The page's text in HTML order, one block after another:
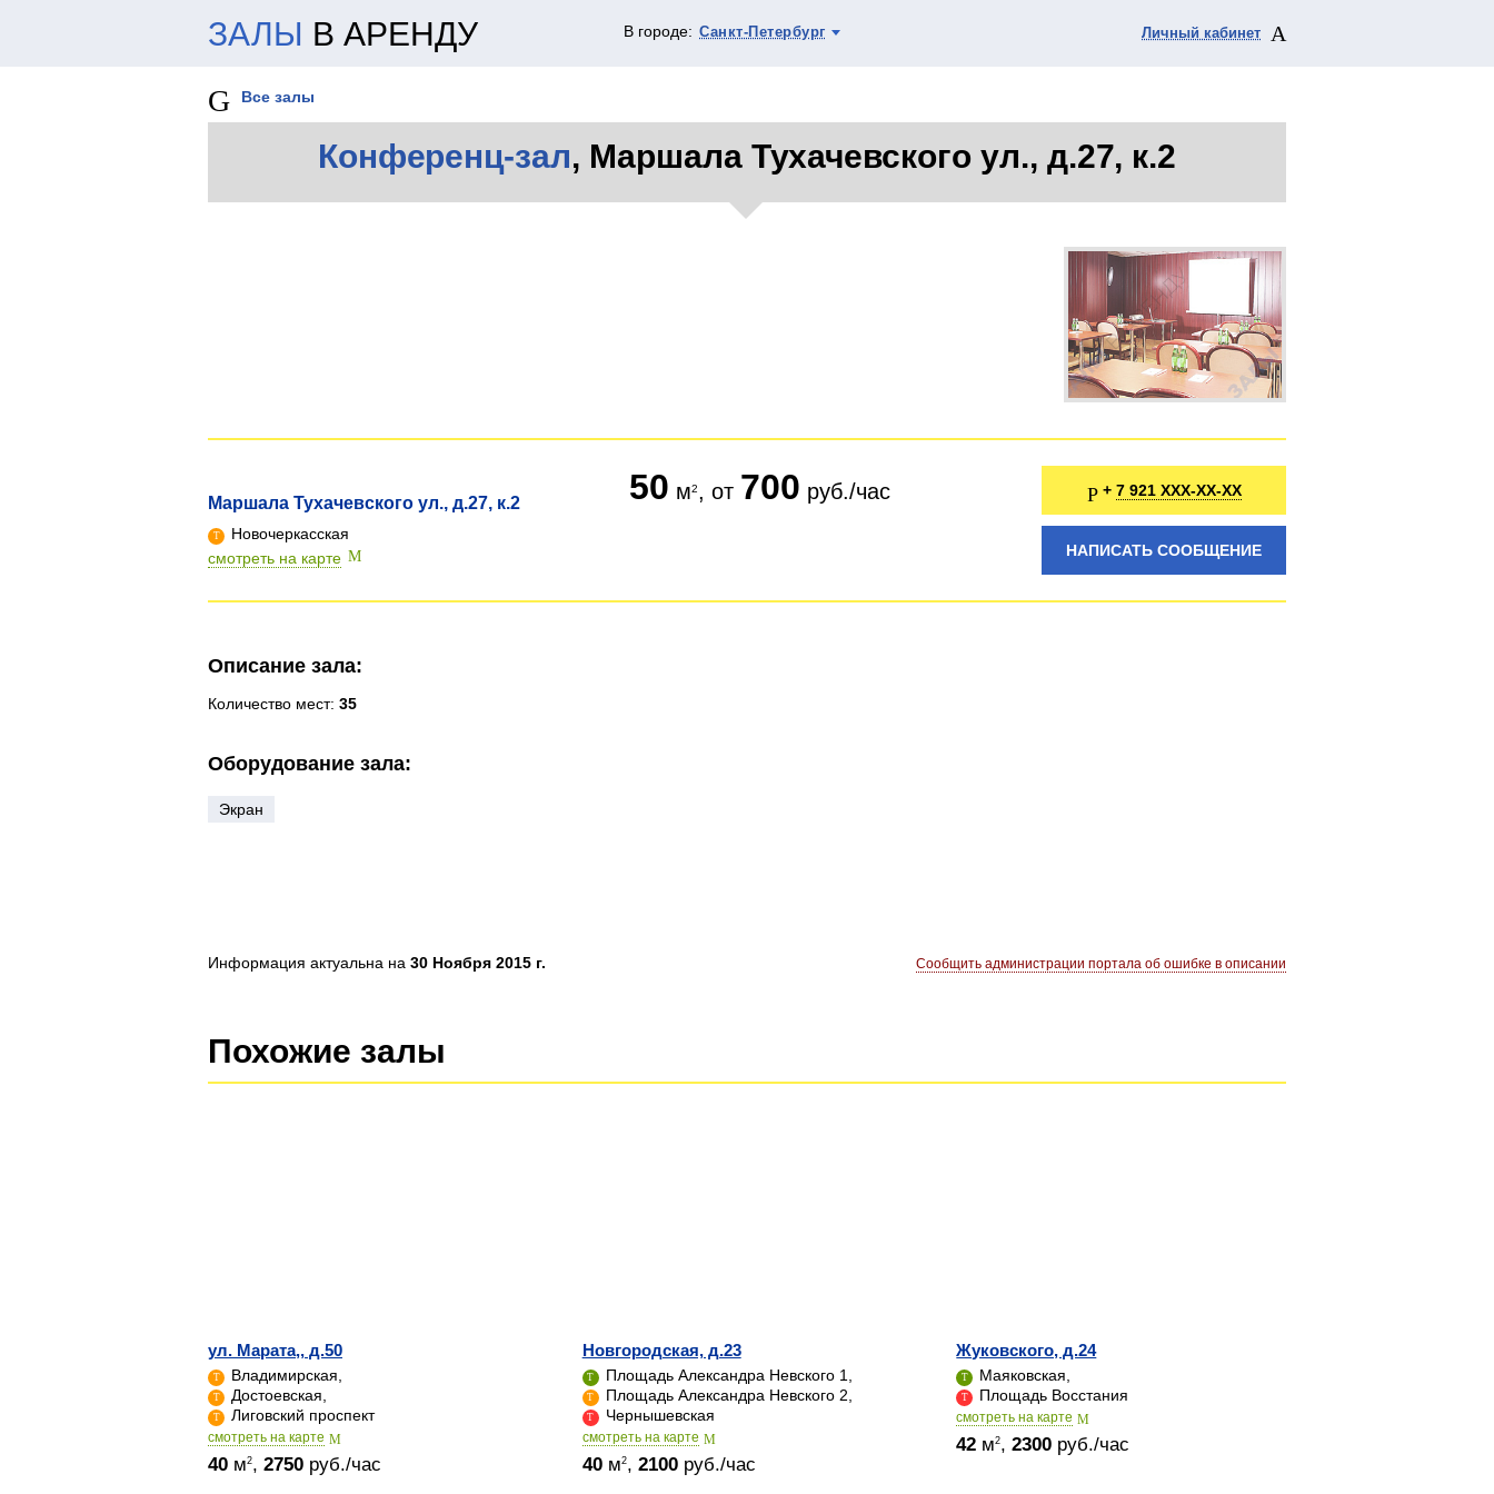
ЗАЛЫ В АРЕНДУ В городе: Санкт-Петербург Личный кабинет
Все залы
Конференц-зал, Маршала Тухачевского ул., д.27, к.2
Маршала Тухачевского ул., д.27, к.2
Новочеркасская
смотреть на карте
50 м , от 700 руб./час + 7 921 XXX-XX-XX
НАПИСАТЬ СООБЩЕНИЕ
Описание зала:
Количество мест: 35
Оборудование зала:
Экран
Сообщить администрации портала об ошибке в описании
Информация актуальна на 30 Ноября 2015 г.
Похожие залы
ул. Марата,, д.50
Владимирская,
Достоевская,
Лиговский проспект
cмотреть на карте
40 м2, 2750 руб./час
Новгородская, д.23
Площадь Александра Невского 1,
Площадь Александра Невского 2,
Чернышевская
cмотреть на карте
40м2, 2100руб./час
Жуковского, д.24
Маяковская,
Площадь Восстания
cмотреть на карте
42 м2,2300 руб./час